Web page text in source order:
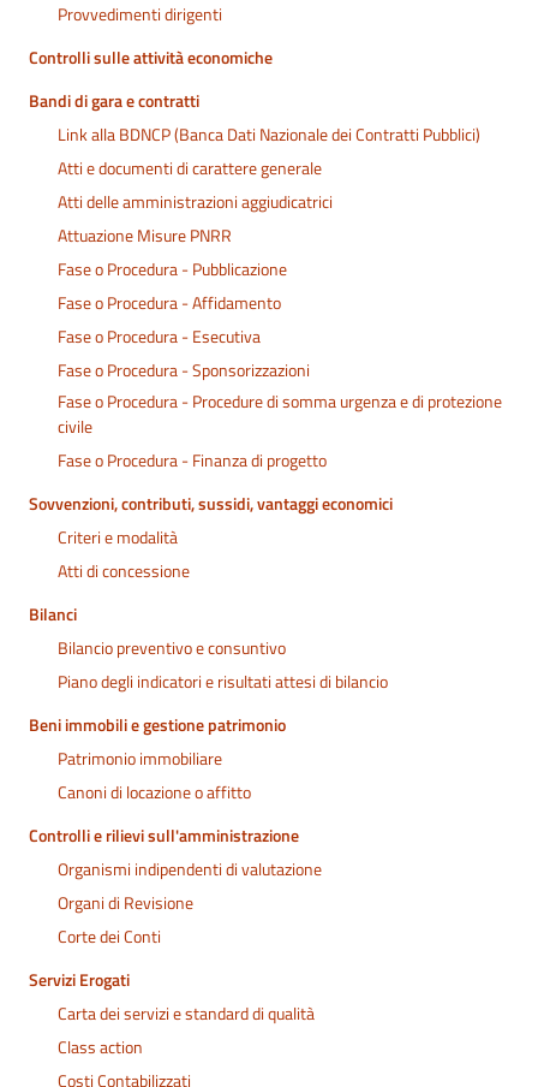
Provvedimenti dirigenti
Controlli sulle attività economiche
Bandi di gara e contratti
Link alla BDNCP (Banca Dati Nazionale dei Contratti Pubblici)
Atti e documenti di carattere generale
Atti delle amministrazioni aggiudicatrici
Attuazione Misure PNRR
Fase o Procedura - Pubblicazione
Fase o Procedura - Affidamento
Fase o Procedura - Esecutiva
Fase o Procedura - Sponsorizzazioni
Fase o Procedura - Procedure di somma urgenza e di protezione
civile
Fase o Procedura - Finanza di progetto
Sovvenzioni, contributi, sussidi, vantaggi economici
Criteri e modalità
Atti di concessione
Bilanci
Bilancio preventivo e consuntivo
Piano degli indicatori e risultati attesi di bilancio
Beni immobili e gestione patrimonio
Patrimonio immobiliare
Canoni di locazione o affitto
Controlli e rilievi sull'amministrazione
Organismi indipendenti di valutazione
Organi di Revisione
Corte dei Conti
Servizi Erogati
Carta dei servizi e standard di qualità
Class action
Costi Contabilizzati